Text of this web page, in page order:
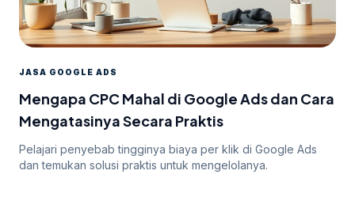
JASA GOOGLE ADS
Mengapa CPC Mahal di Google Ads dan Cara
Mengatasinya Secara Praktis
Pelajari penyebab tingginya biaya per klik di Google Ads
dan temukan solusi praktis untuk mengelolanya.